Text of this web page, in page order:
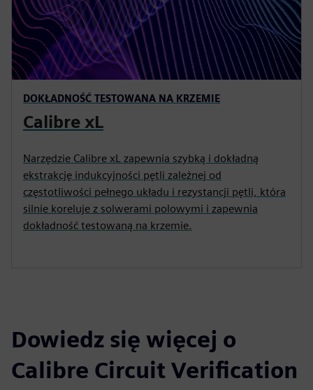
DOKŁADNOŚĆ TESTOWANA NA KRZEMIE
Calibre xL
Narzędzie Calibre xL zapewnia szybką i dokładną
ekstrakcję indukcyjności pętli zależnej od
częstotliwości pełnego układu i rezystancji pętli, która
silnie koreluje z solwerami polowymi i zapewnia
dokładność testowaną na krzemie.
Dowiedz się więcej o
Calibre Circuit Verification